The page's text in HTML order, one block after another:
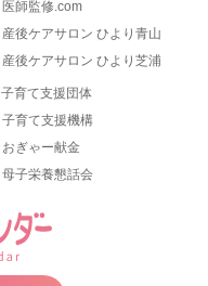
医師監修.com
産後ケアサロン ひより青山
産後ケアサロン ひより芝浦
子育て支援団体
子育て支援機構
おぎゃー献金
母子栄養懇話会